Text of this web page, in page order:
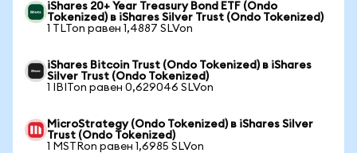
iShares 20+ Year Treasury Bond ETF (Ondo
Tokenized) в iShares Silver Trust (Ondo Tokenized)
1 TLTon равен 1,4887 SLVon
iShares Bitcoin Trust (Ondo Tokenized) в iShares
Silver Trust (Ondo Tokenized)
1 IBITon равен 0,629046 SLVon
MicroStrategy (Ondo Tokenized) в iShares Silver
Trust (Ondo Tokenized)
1 MSTRon равен 1,6985 SLVon